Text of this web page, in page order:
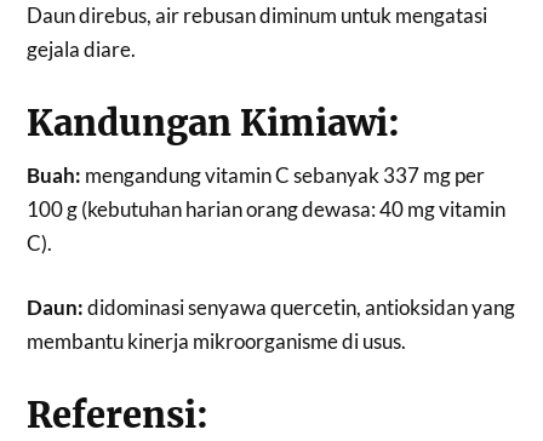
Daun direbus, air rebusan diminum untuk mengatasi
gejala diare.
Kandungan Kimiawi:
Buah: mengandung vitamin C sebanyak 337 mg per
100 g (kebutuhan harian orang dewasa: 40 mg vitamin
C).
Daun:didominasi senyawa quercetin, antioksidan yang
membantu kinerja mikroorganisme di usus.
Referensi: